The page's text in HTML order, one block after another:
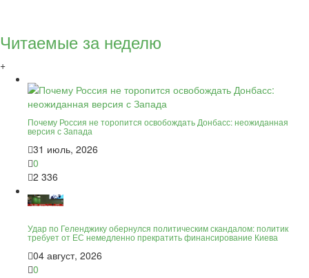
Читаемые за неделю
+
Почему Россия не торопится освобождать Донбасс: неожиданная
версия с Запада
31 июль, 2026
0
2 336
Удар по Геленджику обернулся политическим скандалом: политик
требует от ЕС немедленно прекратить финансирование Киева
04 август, 2026
0